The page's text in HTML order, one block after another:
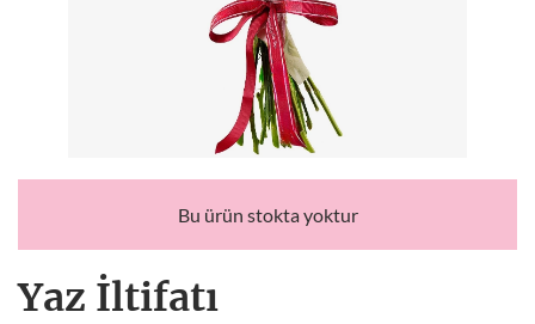
Bu ürün stokta yoktur
Yaz İltifatı